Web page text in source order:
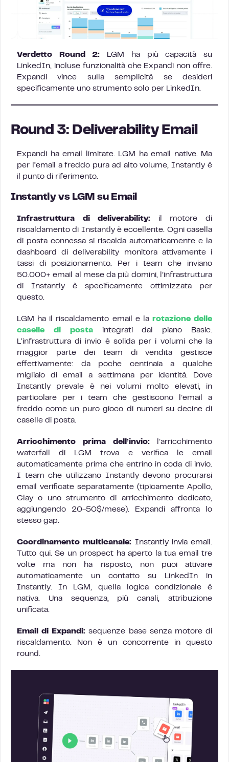
Verdetto Round 2: LGM ha più capacità su
LinkedIn, incluse funzionalità che Expandi non offre.
Expandi vince sulla semplicità se desideri
specificamente uno strumento solo per LinkedIn.
Round 3: Deliverability Email
Expandi ha email limitate. LGM ha email native. Ma
per l’email a freddo pura ad alto volume, Instantly è
il punto di riferimento.
Instantly vs LGM su Email
Infrastruttura di deliverability: il motore di
riscaldamento di Instantly è eccellente. Ogni casella
di posta connessa si riscalda automaticamente e la
dashboard di deliverability monitora attivamente i
tassi di posizionamento. Per i team che inviano
50.000+ email al mese da più domini, l’infrastruttura
di Instantly è specificamente ottimizzata per
questo.
LGM ha il riscaldamento email e la rotazione delle
caselle di postaintegrati dal piano Basic.
L’infrastruttura di invio è solida per i volumi che la
maggior parte dei team di vendita gestisce
effettivamente: da poche centinaia a qualche
migliaio di email a settimana per identità. Dove
Instantly prevale è nei volumi molto elevati, in
particolare per i team che gestiscono l’email a
freddo come un puro gioco di numeri su decine di
caselle di posta.
Arricchimento prima dell’invio: l’arricchimento
waterfall di LGM trova e verifica le email
automaticamente prima che entrino in coda di invio.
I team che utilizzano Instantly devono procurarsi
email verificate separatamente (tipicamente Apollo,
Clay o uno strumento di arricchimento dedicato,
aggiungendo 20-50$/mese). Expandi affronta lo
stesso gap.
Coordinamento multicanale: Instantly invia email.
Tutto qui. Se un prospect ha aperto la tua email tre
volte ma non ha risposto, non puoi attivare
automaticamente un contatto su LinkedIn in
Instantly. In LGM, quella logica condizionale è
nativa. Una sequenza, più canali, attribuzione
unificata.
Email di Expandi: sequenze base senza motore di
riscaldamento. Non è un concorrente in questo
round.